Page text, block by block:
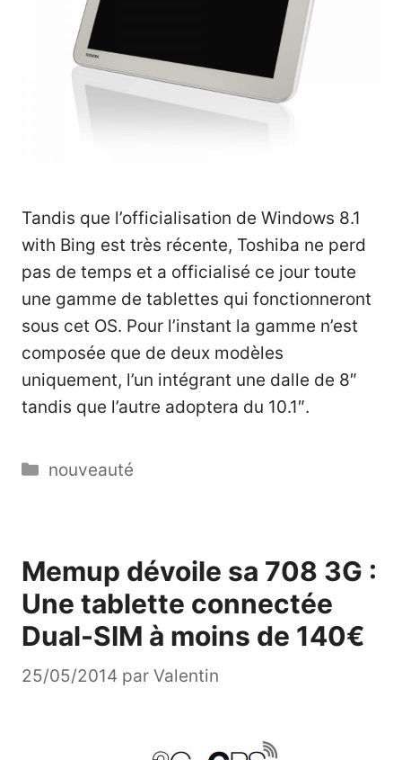
Tandis que l’officialisation de Windows 8.1
with Bing est très récente, Toshiba ne perd
pas de temps et a officialisé ce jour toute
une gamme de tablettes qui fonctionneront
sous cet OS. Pour l’instant la gamme n’est
composée que de deux modèles
uniquement, l’un intégrant une dalle de 8″
tandis que l’autre adoptera du 10.1″.
Catégories
nouveauté
Memup dévoile sa 708 3G :
Une tablette connectée
Dual-SIM à moins de 140€
25/05/2014 par Valentin